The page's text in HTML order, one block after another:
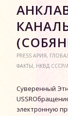
PRESS АРИЯ,
ФАКТЫ,НКВД СССР/
Суверенный
электронную